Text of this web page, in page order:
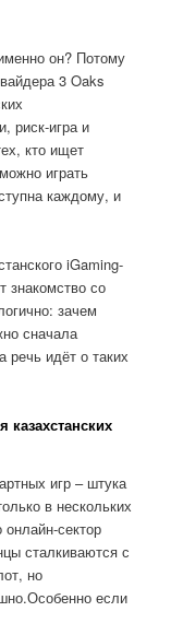
он? Потому
3 Oaks
риск-игра и
кто ищет
играть
каждому, и
iGaming-
знакомство со
зачем
сначала
речь идёт о таких
игр – штука
в нескольких
сектор
сталкиваются с
но
если